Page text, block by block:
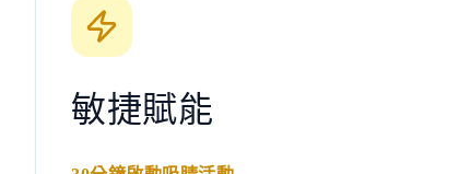
敏捷賦能